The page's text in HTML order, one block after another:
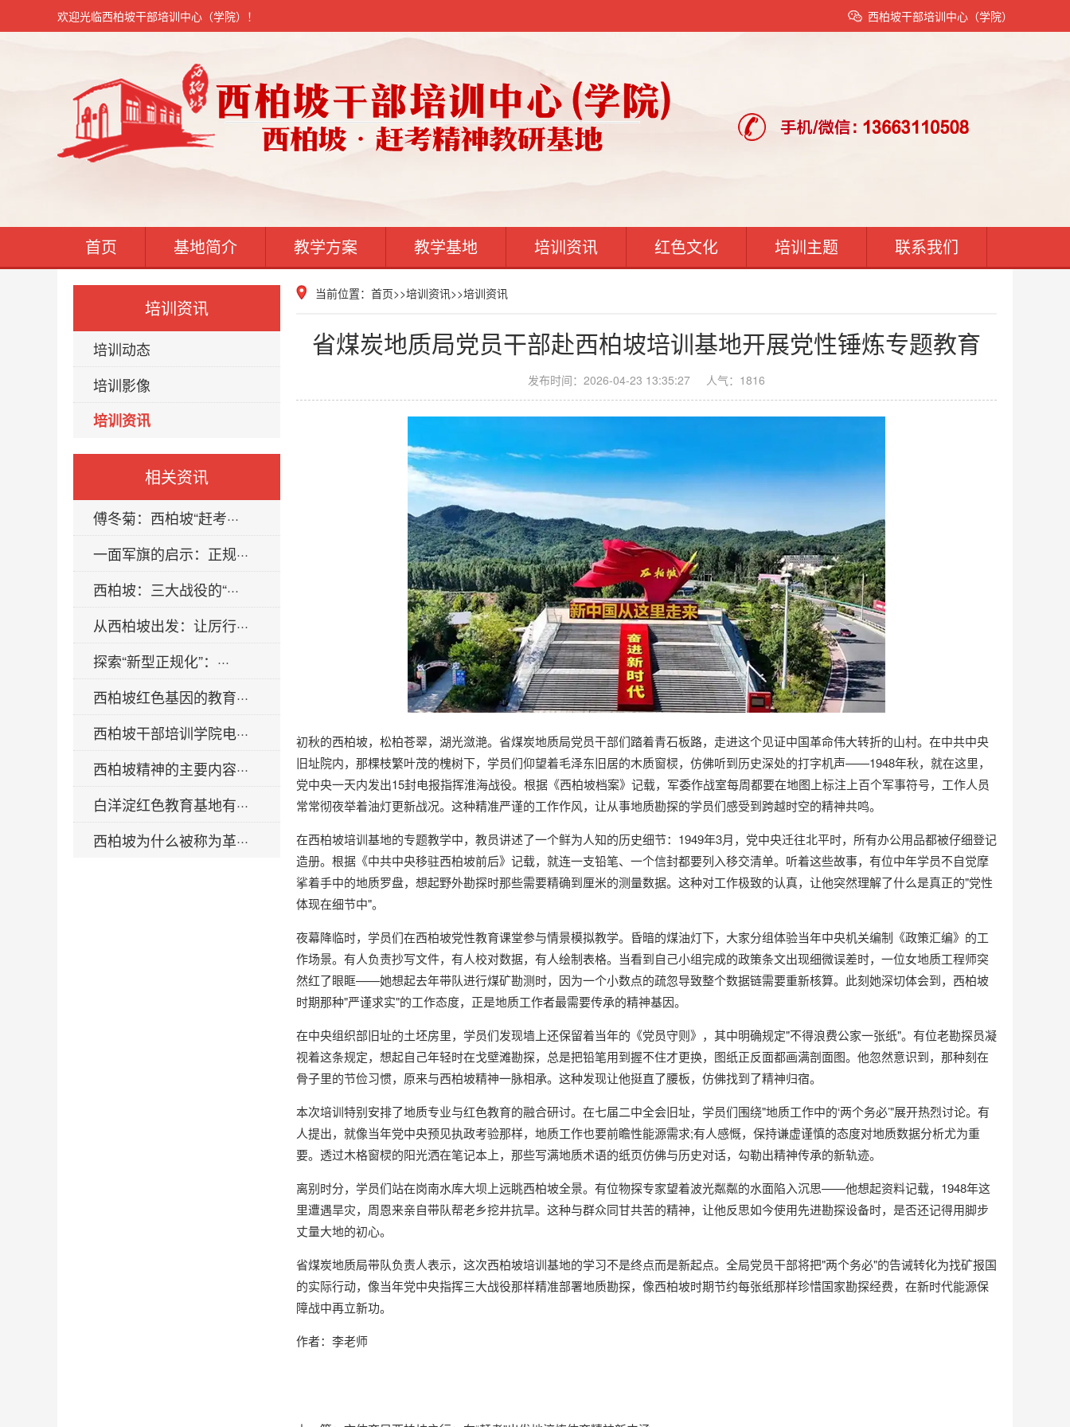
西柏坡干部培训中心（学院）
欢迎光临西柏坡干部培训中心（学院）！
首页 基地简介 教学方案 教学基地 培训资讯 红色文化 培训主题 联系我们
培训资讯
培训动态
培训影像
培训资讯
相关资讯
傅冬菊：西柏坡“赶考···
一面军旗的启示：正规···
西柏坡：三大战役的“···
从西柏坡出发：让厉行···
探索“新型正规化”：···
西柏坡红色基因的教育···
西柏坡干部培训学院电···
西柏坡精神的主要内容···
白洋淀红色教育基地有···
西柏坡为什么被称为革···
当前位置： 首页>>培训资讯>>培训资讯
省煤炭地质局党员干部赴西柏坡培训基地开展党性锤炼专题教育
发布时间：2026-04-23 13:35:27 人气：1816
初秋的西柏坡，松柏苍翠，湖光潋滟。省煤炭地质局党员干部们踏着青石板路，走进这个见证中国革命伟大转折的山村。在中共中央
旧址院内，那棵枝繁叶茂的槐树下，学员们仰望着毛泽东旧居的木质窗棂，仿佛听到历史深处的打字机声——1948年秋，就在这里，
党中央一天内发出15封电报指挥淮海战役。根据《西柏坡档案》记载，军委作战室每周都要在地图上标注上百个军事符号，工作人员
常常彻夜举着油灯更新战况。这种精准严谨的工作作风，让从事地质勘探的学员们感受到跨越时空的精神共鸣。
在西柏坡培训基地的专题教学中，教员讲述了一个鲜为人知的历史细节：1949年3月，党中央迁往北平时，所有办公用品都被仔细登记
造册。根据《中共中央移驻西柏坡前后》记载，就连一支铅笔、一个信封都要列入移交清单。听着这些故事，有位中年学员不自觉摩
挲着手中的地质罗盘，想起野外勘探时那些需要精确到厘米的测量数据。这种对工作极致的认真，让他突然理解了什么是真正的"党性
体现在细节中"。
夜幕降临时，学员们在西柏坡党性教育课堂参与情景模拟教学。昏暗的煤油灯下，大家分组体验当年中央机关编制《政策汇编》的工
作场景。有人负责抄写文件，有人校对数据，有人绘制表格。当看到自己小组完成的政策条文出现细微误差时，一位女地质工程师突
然红了眼眶——她想起去年带队进行煤矿勘测时，因为一个小数点的疏忽导致整个数据链需要重新核算。此刻她深切体会到，西柏坡
时期那种"严谨求实"的工作态度，正是地质工作者最需要传承的精神基因。
在中央组织部旧址的土坯房里，学员们发现墙上还保留着当年的《党员守则》，其中明确规定"不得浪费公家一张纸"。有位老勘探员凝
视着这条规定，想起自己年轻时在戈壁滩勘探，总是把铅笔用到握不住才更换，图纸正反面都画满剖面图。他忽然意识到，那种刻在
骨子里的节俭习惯，原来与西柏坡精神一脉相承。这种发现让他挺直了腰板，仿佛找到了精神归宿。
本次培训特别安排了地质专业与红色教育的融合研讨。在七届二中全会旧址，学员们围绕"地质工作中的‘两个务必’"展开热烈讨论。有
人提出，就像当年党中央预见执政考验那样，地质工作也要前瞻性能源需求;有人感慨，保持谦虚谨慎的态度对地质数据分析尤为重
要。透过木格窗棂的阳光洒在笔记本上，那些写满地质术语的纸页仿佛与历史对话，勾勒出精神传承的新轨迹。
离别时分，学员们站在岗南水库大坝上远眺西柏坡全景。有位物探专家望着波光粼粼的水面陷入沉思——他想起资料记载，1948年这
里遭遇旱灾，周恩来亲自带队帮老乡挖井抗旱。这种与群众同甘共苦的精神，让他反思如今使用先进勘探设备时，是否还记得用脚步
丈量大地的初心。
省煤炭地质局带队负责人表示，这次西柏坡培训基地的学习不是终点而是新起点。全局党员干部将把"两个务必"的告诫转化为找矿报国
的实际行动，像当年党中央指挥三大战役那样精准部署地质勘探，像西柏坡时期节约每张纸那样珍惜国家勘探经费，在新时代能源保
障战中再立新功。
作者：李老师